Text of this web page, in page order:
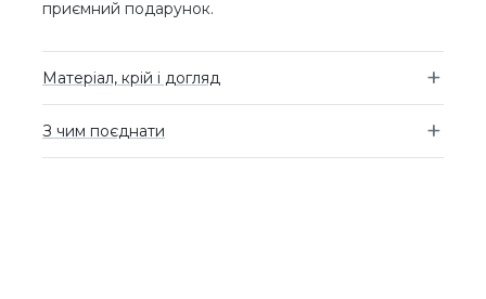
приємний подарунок.
Матеріал, крій і догляд
З чим поєднати